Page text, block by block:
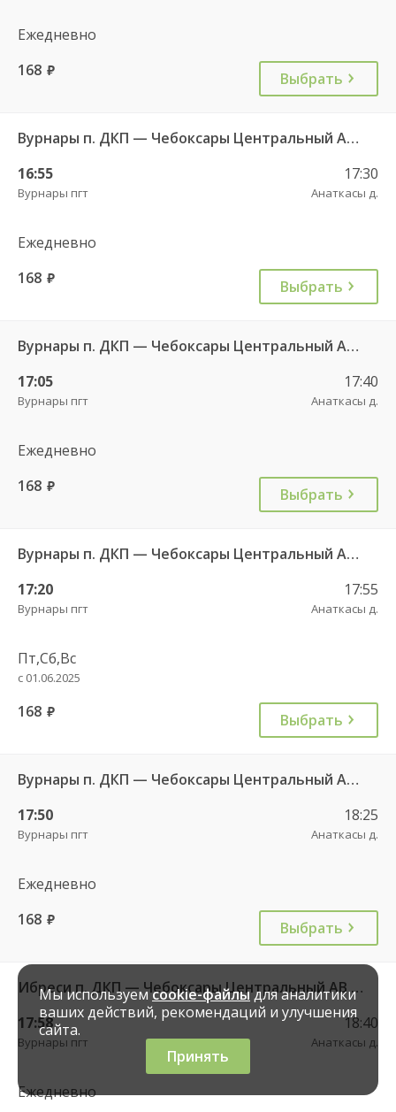
Ежедневно
168 руб. Выбрать
Вурнары п. ДКП — Чебоксары Центральный АВ 521
16:55
Вурнары пгт
17:30
Анаткасы д.
Ежедневно
168 руб. Выбрать
Вурнары п. ДКП — Чебоксары Центральный АВ 521
17:05
Вурнары пгт
17:40
Анаткасы д.
Ежедневно
168 руб. Выбрать
Вурнары п. ДКП — Чебоксары Центральный АВ 521
17:20
Вурнары пгт
17:55
Анаткасы д.
Пт,Сб,Вс
с 01.06.2025
168 руб. Выбрать
Вурнары п. ДКП — Чебоксары Центральный АВ 521
17:50
Вурнары пгт
18:25
Анаткасы д.
Ежедневно
168 руб. Выбрать
Ибреси п. ДКП — Чебоксары Центральный АВ 541
17:58
Вурнары пгт
18:40
Анаткасы д.
Ежедневно
Мы используемcookie-файлыдля аналитики
ваших действий, рекомендаций и улучшения
сайта.
Принять